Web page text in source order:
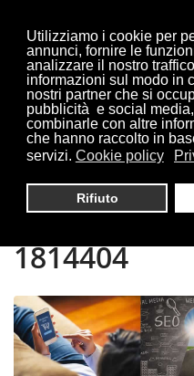
Utilizziamo i cookie per
annunci, fornire le
analizzare il nostro
informazioni sul modo in
nostri partner che si
pubblicità e social
combinarle con altre
che hanno raccolto in
servizi. Cookie policy
Rifiuto
Sei qui:Home
TERAMO |
1814404